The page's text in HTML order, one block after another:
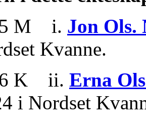
M i. Jon Ols.
Kvanne.
K ii. Erna
i Nordset